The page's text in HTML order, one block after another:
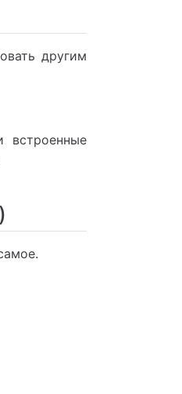
другим
встроенные